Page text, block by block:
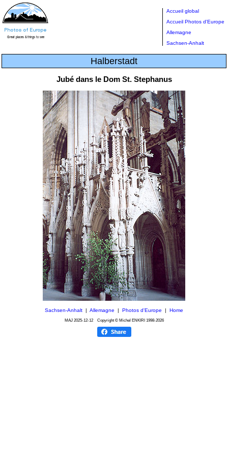
Accueil global
Accueil Photos d'Europe
Allemagne
Sachsen-Anhalt
Halberstadt
Jubé dans le Dom St. Stephanus
Sachsen-Anhalt Allemagne Photos d'Europe Home
MAJ 2025-12-12Copyright © Michel ENKIRI 1998-2026